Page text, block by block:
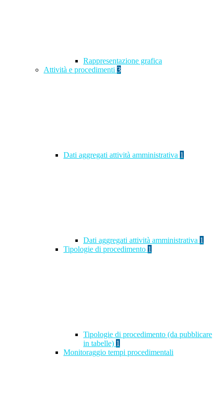
Rappresentazione grafica
Attività e procedimenti 3
Dati aggregati attività amministrativa 1
Dati aggregati attività amministrativa 1
Tipologie di procedimento 1
Tipologie di procedimento (da pubblicare
in tabelle) 1
Monitoraggio tempi procedimentali